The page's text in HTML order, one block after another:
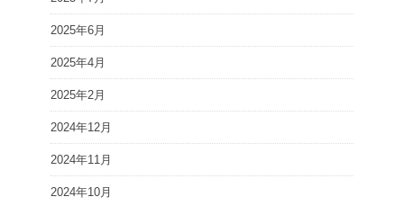
2025年6月
2025年4月
2025年2月
2024年12月
2024年11月
2024年10月